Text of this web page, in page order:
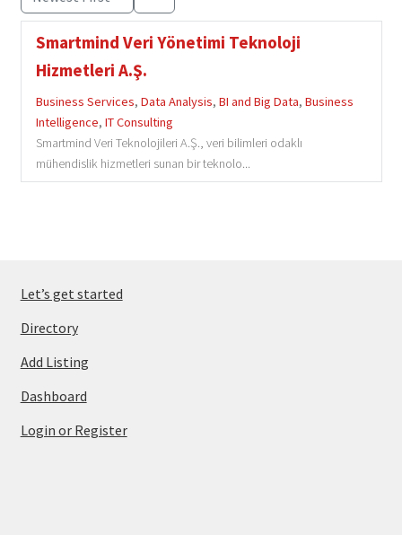
Privacy Policy
Smartmind Veri Yönetimi Teknoloji
Hizmetleri A.Ş.
Business Services, Data Analysis, BI and Big Data, Business
Intelligence, IT Consulting
Smartmind Veri Teknolojileri A.Ş., veri bilimleri odaklı
mühendislik hizmetleri sunan bir teknolo...
Let’s get started
Directory
Add Listing
Dashboard
Login or Register